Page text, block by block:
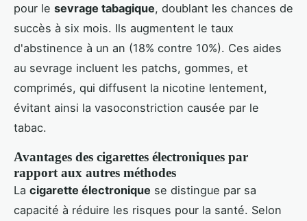
pour le sevrage tabagique, doublant les chances de
succès à six mois. Ils augmentent le taux
d'abstinence à un an (18% contre 10%). Ces aides
au sevrage incluent les patchs, gommes, et
comprimés, qui diffusent la nicotine lentement,
évitant ainsi la vasoconstriction causée par le
tabac.
Avantages des cigarettes électroniques par
rapport aux autres méthodes
La cigarette électronique se distingue par sa
capacité à réduire les risques pour la santé. Selon